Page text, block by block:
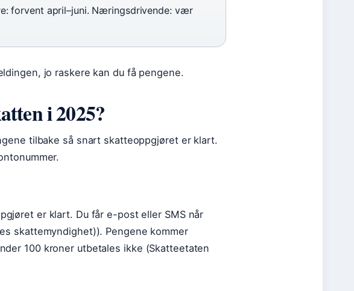
forvent april–juni. Næringsdrivende: vær
jo raskere kan du få pengene.
i 2025?
tilbake så snart skatteoppgjøret er klart.
er klart. Du får e-post eller SMS når
skattemyndighet)). Pengene kommer
100 kroner utbetales ikke (Skatteetaten